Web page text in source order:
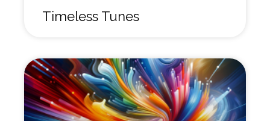
Timeless Tunes